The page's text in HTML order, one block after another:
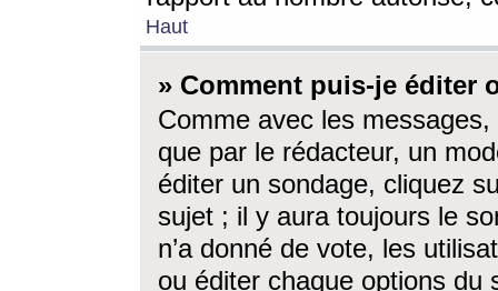
Haut
» Comment puis-je éditer
Comme avec les
que par le rédacteur, un
éditer un sondage, cliquez
sujet ; il y aura toujours le
n’a donné de vote, les
ou éditer chaque options du